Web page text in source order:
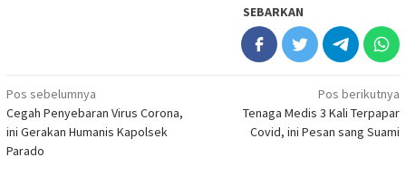
SEBARKAN
Navigasi
pos
Pos sebelumnya
Cegah Penyebaran Virus Corona,
ini Gerakan Humanis Kapolsek
Parado
Pos berikutnya
Tenaga Medis 3 Kali Terpapar
Covid, ini Pesan sang Suami